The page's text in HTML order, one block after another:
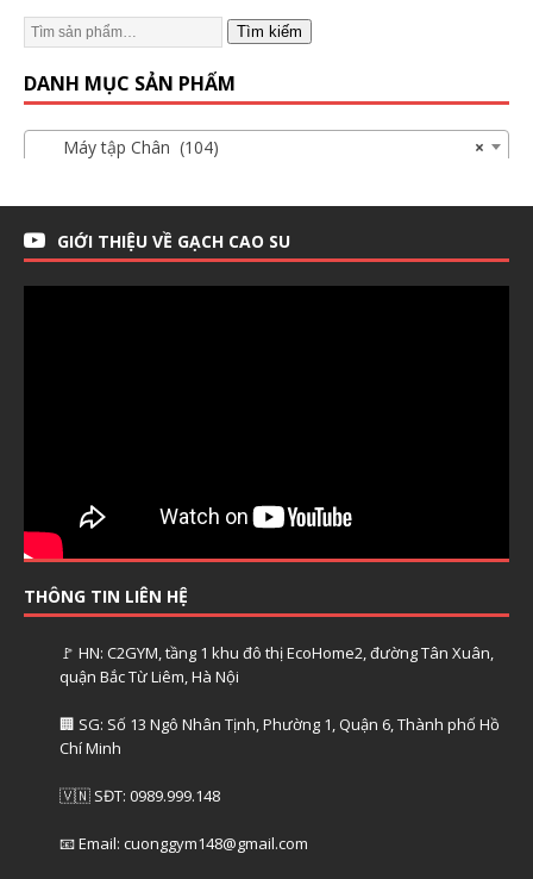
Tìm kiếm
DANH MỤC SẢN PHẨM
×
Máy tập Chân (104)
GIỚI THIỆU VỀ GẠCH CAO SU
THÔNG TIN LIÊN HỆ
🚩 HN: C2GYM, tầng 1 khu đô thị EcoHome2, đường Tân Xuân,
quận Bắc Từ Liêm, Hà Nội
🏢 SG: Số 13 Ngô Nhân Tịnh, Phường 1, Quận 6, Thành phố Hồ
Chí Minh
🇻🇳 SĐT: 0989.999.148
📧 Email: cuonggym148@gmail.com